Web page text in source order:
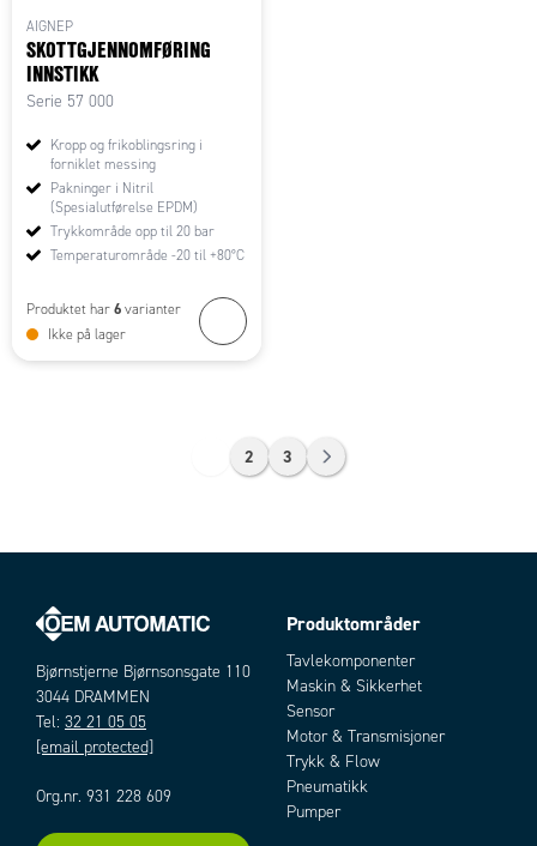
AIGNEP
SKOTTGJENNOMFØRING
INNSTIKK
Serie 57 000
Kropp og frikoblingsring i
forniklet messing
Pakninger i Nitril
(Spesialutførelse EPDM)
Trykkområde opp til 20 bar
Temperaturområde -20 til +80°C
Produktet har 6 varianter
Ikke på lager
2 3
Bjørnstjerne Bjørnsonsgate 110
3044 DRAMMEN
Tel: 32 21 05 05
[email protected]
Org.nr. 931 228 609
Produktområder
Tavlekomponenter
Maskin & Sikkerhet
Sensor
Motor & Transmisjoner
Trykk & Flow
Pneumatikk
Pumper